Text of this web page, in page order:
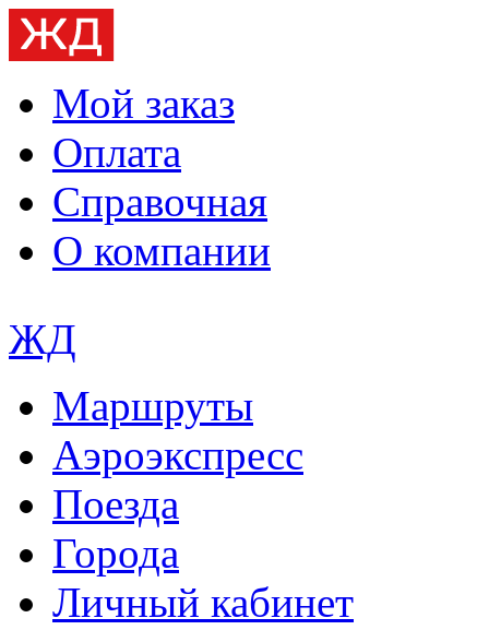
Мой заказ
Оплата
Справочная
О компании
ЖД
Маршруты
Аэроэкспресс
Поезда
Города
Личный кабинет